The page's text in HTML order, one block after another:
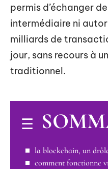
permis d’échanger
intermédiaire ni
milliards de
jour, sans recours à
traditionnel.
la blockchain, un
comment fonctionne